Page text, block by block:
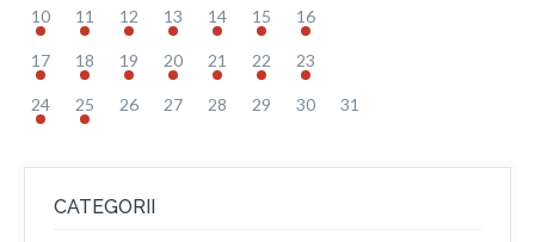
10 11 12 13 14 15 16
17 18 19 20 21 22 23
24 25 26 27 28 29 30 31
CATEGORII